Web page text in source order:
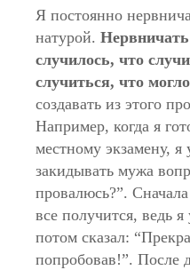
Я постоянно
натурой. Нервничать
случилось, что
случиться, что
создавать из этого
Например, когда я
местному экзамену, я
закидывать мужа
провалюсь?”.
все получится, ведь
потом сказал:
попробовав!”. После